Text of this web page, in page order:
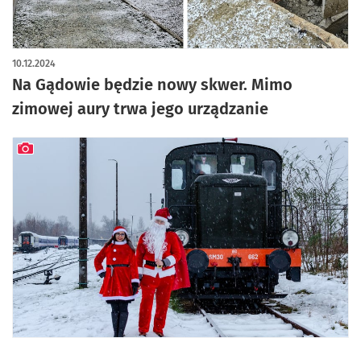
Na Gądowie będzie nowy skwer. Mimo
zimowej aury trwa jego urządzanie
10.12.2024